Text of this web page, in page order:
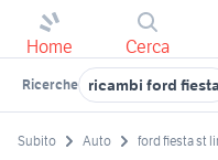
Home Cerca
Ricerche ricambi ford fiesta
Subito Auto ford fiesta st